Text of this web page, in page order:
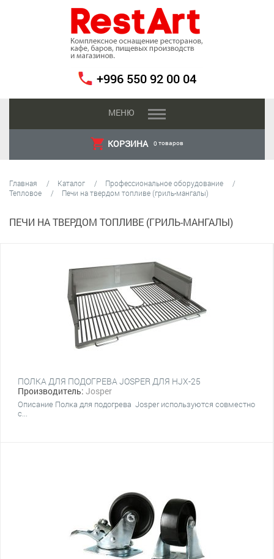
+996 550 92 00 04
МЕНЮ
КОРЗИНА 0 товаров
Главная Каталог
Профессиональное оборудование
Тепловое
Печи на твердом топливе (гриль-мангалы)
ПЕЧИ НА ТВЕРДОМ ТОПЛИВЕ (ГРИЛЬ-МАНГАЛЫ)
ПОЛКА ДЛЯ ПОДОГРЕВА JOSPER ДЛЯ HJX-25
Производитель: Josper
Описание Полка для подогрева Josper используются совместно
с...